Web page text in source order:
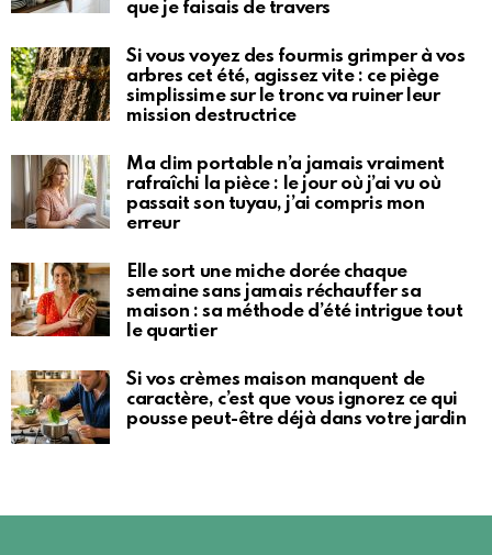
que je faisais de travers
Si vous voyez des fourmis grimper à vos
arbres cet été, agissez vite : ce piège
simplissime sur le tronc va ruiner leur
mission destructrice
Ma clim portable n’a jamais vraiment
rafraîchi la pièce : le jour où j’ai vu où
passait son tuyau, j’ai compris mon
erreur
Elle sort une miche dorée chaque
semaine sans jamais réchauffer sa
maison : sa méthode d’été intrigue tout
le quartier
Si vos crèmes maison manquent de
caractère, c’est que vous ignorez ce qui
pousse peut-être déjà dans votre jardin